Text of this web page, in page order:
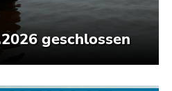
geschlossen